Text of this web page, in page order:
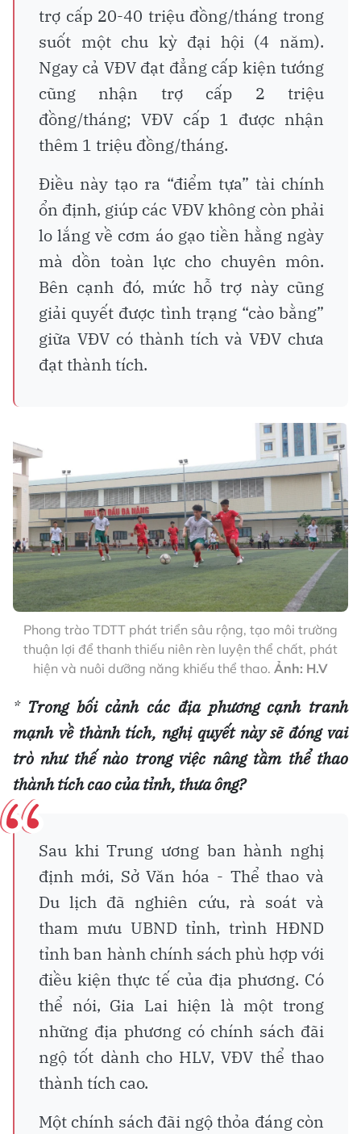
trợ cấp 20-40 triệu đồng/tháng trong
suốt một chu kỳ đại hội (4 năm).
Ngay cả VĐV đạt đẳng cấp kiện tướng
cũng nhận trợ cấp 2 triệu
đồng/tháng; VĐV cấp 1 được nhận
thêm 1 triệu đồng/tháng.
Điều này tạo ra “điểm tựa” tài chính
ổn định, giúp các VĐV không còn phải
lo lắng về cơm áo gạo tiền hằng ngày
mà dồn toàn lực cho chuyên môn.
Bên cạnh đó, mức hỗ trợ này cũng
giải quyết được tình trạng “cào bằng”
giữa VĐV có thành tích và VĐV chưa
đạt thành tích.
Phong trào TDTT phát triển sâu rộng, tạo môi trường
thuận lợi để thanh thiếu niên rèn luyện thể chất, phát
hiện và nuôi dưỡng năng khiếu thể thao. Ảnh: H.V
* Trong bối cảnh các địa phương cạnh tranh
mạnh về thành tích, nghị quyết này sẽ đóng vai
trò như thế nào trong việc nâng tầm thể thao
thành tích cao của tỉnh, thưa ông?
Sau khi Trung ương ban hành nghị
định mới, Sở Văn hóa - Thể thao và
Du lịch đã nghiên cứu, rà soát và
tham mưu UBND tỉnh, trình HĐND
tỉnh ban hành chính sách phù hợp với
điều kiện thực tế của địa phương. Có
thể nói, Gia Lai hiện là một trong
những địa phương có chính sách đãi
ngộ tốt dành cho HLV, VĐV thể thao
thành tích cao.
Một chính sách đãi ngộ thỏa đáng còn